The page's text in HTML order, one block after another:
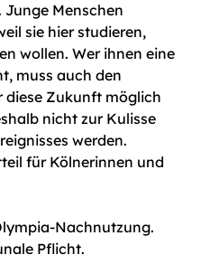
Menschen
sie hier studieren,
wollen. Wer ihnen eine
muss auch den
Zukunft möglich
nicht zur Kulisse
werden.
für Kölnerinnen und
Nachnutzung.
Pflicht.